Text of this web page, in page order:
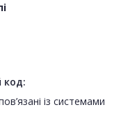
код:
із системами